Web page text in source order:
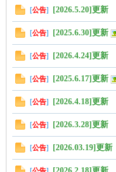
[公告] [2026.5.20]更新
[公告] [2025.6.30]更新
[公告] [2026.4.24]更新
[公告] [2025.6.17]更新
[公告] [2026.4.18]更新
[公告] [2026.3.28]更新
[公告] [2026.03.19]更新